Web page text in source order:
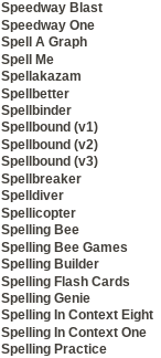
Speedway Blast
Speedway One
Spell A Graph
Spell Me
Spellakazam
Spellbetter
Spellbinder
Spellbound (v1)
Spellbound (v2)
Spellbound (v3)
Spellbreaker
Spelldiver
Spellicopter
Spelling Bee
Spelling Bee Games
Spelling Builder
Spelling Flash Cards
Spelling Genie
Spelling In Context Eight
Spelling In Context One
Spelling Practice